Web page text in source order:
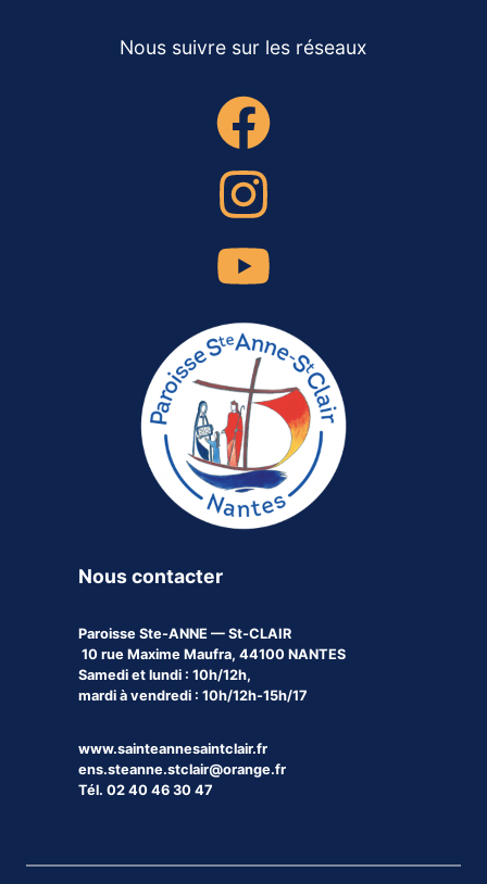
Nous suivre sur les réseaux
Nous contacter
Paroisse Ste-ANNE — St-CLAIR
10 rue Maxime Maufra, 44100 NANTES
Samedi et lundi : 10h/12h,
mardi à vendredi : 10h/12h-15h/17
www.sainteannesaintclair.fr
ens.steanne.stclair@orange.fr
Tél. 02 40 46 30 47